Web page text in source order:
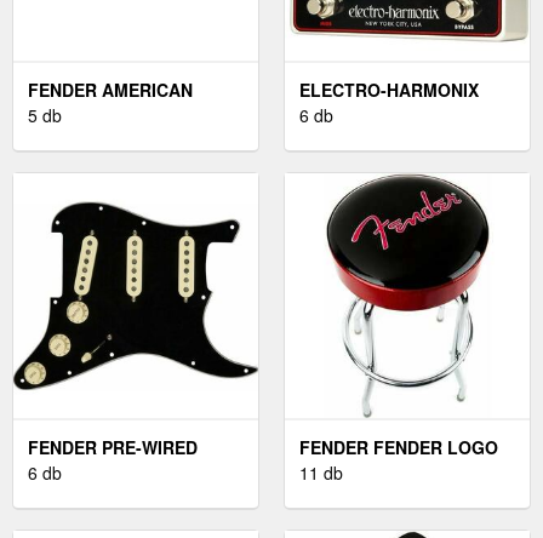
FENDER AMERICAN
VINTAGE II 1954 2-COLOR
5 db
ELECTRO-HARMONIX
DELUXE BIG MUFF
6 db
FENDER PRE-WIRED
STRAT SSS TX SPC
6 db
FENDER FENDER LOGO
FEKETE BÁRSZÉK
11 db